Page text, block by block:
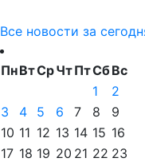
Все новости за
ПнВтСрЧтПтСбВс
1
2
3
4 5 6 7 8
9
10 11 12 13 14 15 16
17 18 19 20 21 22 23